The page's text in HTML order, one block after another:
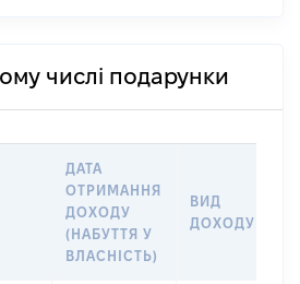
числі подарунки
ДАТА
ОТРИМАННЯ
ДОХОДУ
(НАБУТТЯ У
ВЛАСНІСТЬ)
ВИД
ДОХОДУ